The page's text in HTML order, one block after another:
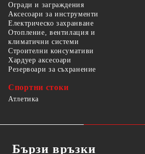
Огради и заграждения
Аксесоари за инструменти
Електрическо захранване
Отопление, вентилация и
климатични системи
Строителни консумативи
Хардуер аксесоари
Резервоари за съхранение
Спортни стоки
Атлетика
Бързи връзки